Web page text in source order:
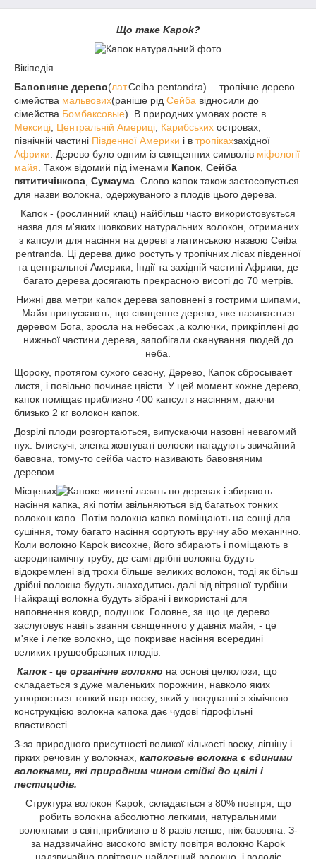
Що таке Kapok?
Вікіпедія
Бавовняне дерево(лат.Ceiba pentandra)— тропічне дерево
сімейства мальвових(раніше рід Сейба відносили до
сімейства Бомбаксовые). В природних умовах росте в
Мексиці Центральній Америці Карибських островах,
північній частині Південної Америки і в тропікахзахідної
Африки . Дерево було одним із священних символів міфології
майя . Також відомий під іменами Капок Сейба
пятитичінкова Сумаума . Слово капок також застосовується
для назви волокна, одержуваного з плодів цього дерева.
Капок - (рослинний клац) найбільш часто використовується
назва для м'яких шовкових натуральних волокон, отриманих
з капсули для насіння на дереві з латинською назвою Ceiba
pentranda. Ці дерева дико ростуть у тропічних лісах південної
та центральної Америки, Індії та західній частині Африки, де
багато дерева досягають прекрасною висоті до 70 метрів.
Нижні два метри капок дерева заповнені з гострими шипами,
Майя припускають, що священне дерево, яке називається
деревом Бога, зросла на небесах ,а колючки, прикріплені до
нижньої частини дерева, запобігали сканування людей до
неба.
Щороку, протягом сухого сезону, Дерево, Капок сбросывает
листя, і повільно починає цвісти. У цей момент кожне дерево,
капок поміщає приблизно 400 капсул з насінням, даючи
близько 2 кг волокон капок.
Дозрілі плоди розгортаються, випускаючи назовні невагомий
пух. Блискучі, злегка жовтуваті волоски нагадують звичайний
бавовна, тому-то сейба часто називають бавовняним
деревом.
Місцевих
е жителі лазять по деревах і збирають
насіння капка, які потім звільняються від багатьох тонких
волокон капо. Потім волокна капка поміщають на сонці для
сушіння, тому багато насіння сортують вручну або механічно.
Коли волокно Kapok висохне, його збирають і поміщають в
аеродинамічну трубу, де самі дрібні волокна будуть
відокремлені від трохи більше великих волокон, тоді як більш
дрібні волокна будуть знаходитись далі від вітряної турбіни.
Найкращі волокна будуть зібрані і використані для
наповнення ковдр, подушок .Головне, за що це дерево
заслуговує навіть звання священного у давніх майя, - це
м'яке і легке волокно, що покриває насіння всередині
великих грушеобразных плодів.
Капок - це органічне волокно на основі целюлози, що
складається з дуже маленьких порожнин, навколо яких
утворюється тонкий шар воску, який у поєднанні з хімічною
конструкцією волокна капока дає чудові гідрофільні
властивості.
З-за природного присутності великої кількості воску, лігніну і
гірких речовин у волокнах, капоковые волокна є єдиними
волокнами, які природним чином стійкі до цвілі і
пестицидів.
Структура волокон Kapok, складається з 80% повітря, що
робить волокна абсолютно легкими, натуральними
волокнами в світі,приблизно в 8 разів легше, ніж бавовна. З-
за надзвичайно високого вмісту повітря волокно Kapok